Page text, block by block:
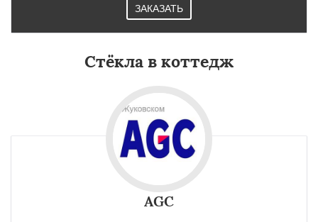
ЗАКАЗАТЬ
Стёкла в коттедж
AGC